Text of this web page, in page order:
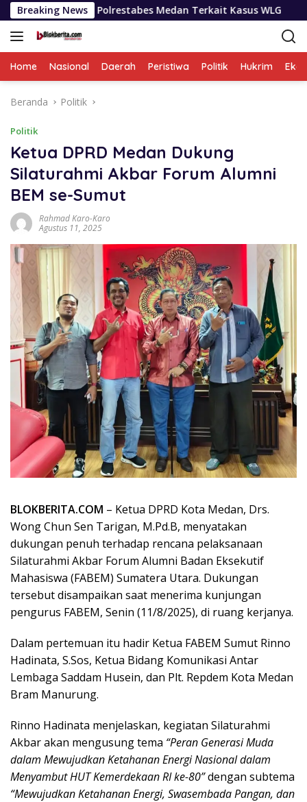
Langsung
ke
konten
Breaking News
Polrestabes Medan Terkait Kasus WLG Selama
Home Nasional Daerah Peristiwa Politik Hukrim
Beranda Politik
Politik
Ketua DPRD Medan Dukung
Silaturahmi Akbar Forum Alumni
BEM se-Sumut
Rahmad Karo-Karo
Agustus 11, 2025
BLOKBERITA.COM – Ketua DPRD Kota Medan, Drs.
Wong Chun Sen Tarigan, M.Pd.B, menyatakan
dukungan penuh terhadap rencana pelaksanaan
Silaturahmi Akbar Forum Alumni Badan Eksekutif
Mahasiswa (FABEM) Sumatera Utara. Dukungan
tersebut disampaikan saat menerima kunjungan
pengurus FABEM, Senin (11/8/2025), di ruang kerjanya.
Dalam pertemuan itu hadir Ketua FABEM Sumut Rinno
Hadinata, S.Sos, Ketua Bidang Komunikasi Antar
Lembaga Saddam Husein, dan Plt. Repdem Kota Medan
Bram Manurung.
Rinno Hadinata menjelaskan, kegiatan Silaturahmi
Akbar akan mengusung tema “Peran Generasi Muda
dalam Mewujudkan Ketahanan Energi Nasional dalam
Menyambut HUT Kemerdekaan RI ke-80”dengan subtema
“Mewujudkan Ketahanan Energi, Swasembada Pangan, dan